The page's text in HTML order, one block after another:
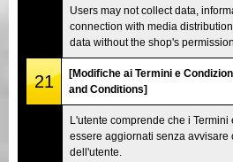
Users may not collect data,
connection with media
data without the shop's permission.
21
[Modifiche ai Termini e
and Conditions]
L'utente comprende che i
essere aggiornati senza avvisare
dell'utente.